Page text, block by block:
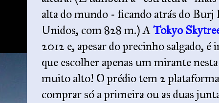
alta do mundo - ficando atrás do
Unidos, com 828 m.) ATokyo
2012 e, apesar do precinho salgado,
que escolher apenas um mirante
muito alto! O prédio tem 2
comprar só a primeira ou as duas